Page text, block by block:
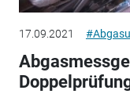
17.09.2021